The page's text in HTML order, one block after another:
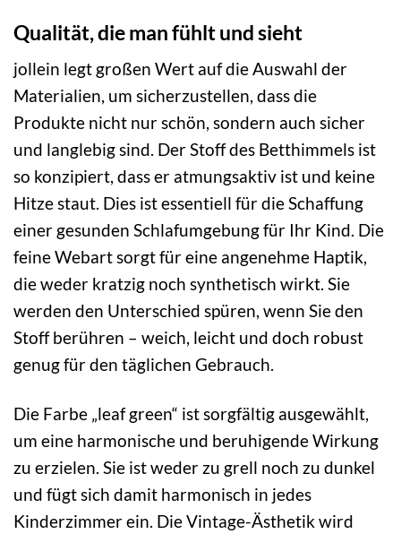
Qualität, die man fühlt und sieht
jollein legt großen Wert auf die Auswahl der
Materialien, um sicherzustellen, dass die
Produkte nicht nur schön, sondern auch sicher
und langlebig sind. Der Stoff des Betthimmels ist
so konzipiert, dass er atmungsaktiv ist und keine
Hitze staut. Dies ist essentiell für die Schaffung
einer gesunden Schlafumgebung für Ihr Kind. Die
feine Webart sorgt für eine angenehme Haptik,
die weder kratzig noch synthetisch wirkt. Sie
werden den Unterschied spüren, wenn Sie den
Stoff berühren – weich, leicht und doch robust
genug für den täglichen Gebrauch.
Die Farbe „leaf green“ ist sorgfältig ausgewählt,
um eine harmonische und beruhigende Wirkung
zu erzielen. Sie ist weder zu grell noch zu dunkel
und fügt sich damit harmonisch in jedes
Kinderzimmer ein. Die Vintage-Ästhetik wird